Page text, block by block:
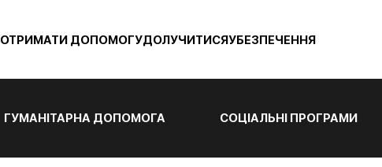
ОТРИМАТИ ДОПОМОГУДОЛУЧИТИСЯУБЕЗПЕЧЕННЯ
ГУМАНІТАРНА ДОПОМОГА СОЦІАЛЬНІ ПРОГРАМИ